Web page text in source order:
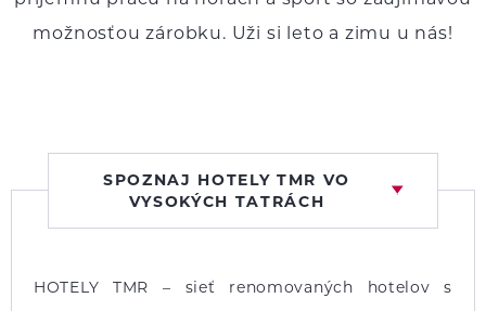
možnosťou zárobku. Uži si leto a zimu u nás!
SPOZNAJ HOTELY TMR VO
VYSOKÝCH TATRÁCH
HOTELY TMR – sieť renomovaných hotelov s